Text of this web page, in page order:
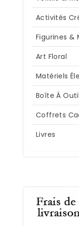
Activités
Figurines &
Art Floral
Matériels
Boîte À
Coffrets
Livres